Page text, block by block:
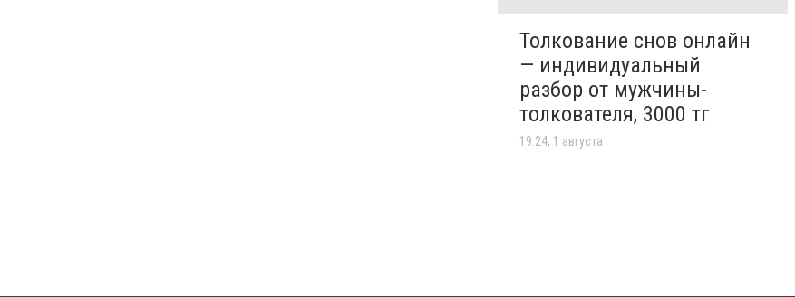
Толкование снов онлайн
— индивидуальный
разбор от мужчины-
толкователя, 3000 тг
19:24, 1 августа